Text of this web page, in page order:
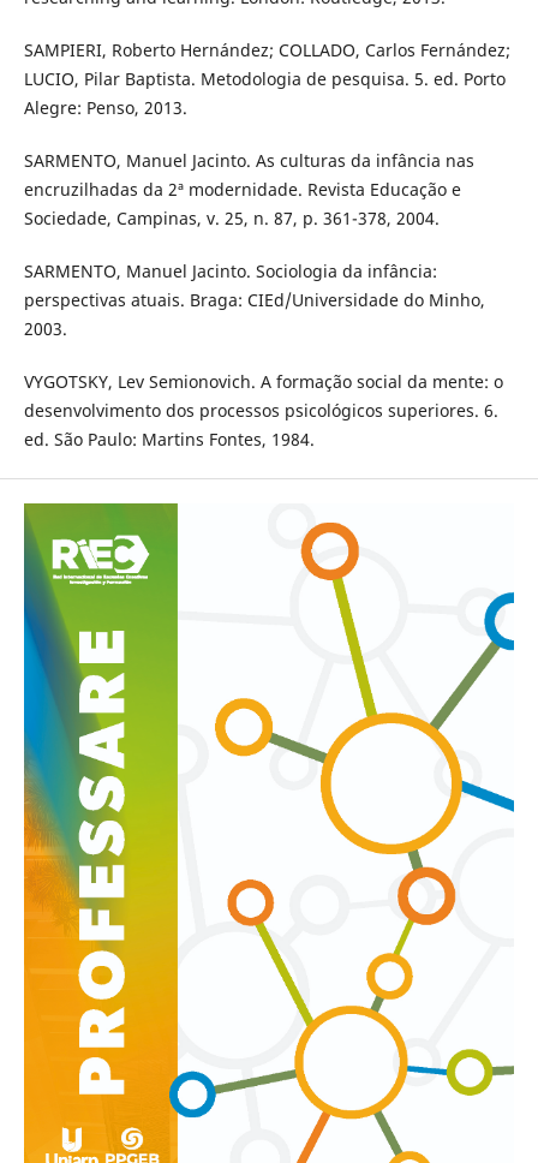
SAMPIERI, Roberto Hernández; COLLADO, Carlos Fernández;
LUCIO, Pilar Baptista. Metodologia de pesquisa. 5. ed. Porto
Alegre: Penso, 2013.
SARMENTO, Manuel Jacinto. As culturas da infância nas
encruzilhadas da 2ª modernidade. Revista Educação e
Sociedade, Campinas, v. 25, n. 87, p. 361-378, 2004.
SARMENTO, Manuel Jacinto. Sociologia da infância:
perspectivas atuais. Braga: CIEd/Universidade do Minho,
2003.
VYGOTSKY, Lev Semionovich. A formação social da mente: o
desenvolvimento dos processos psicológicos superiores. 6.
ed. São Paulo: Martins Fontes, 1984.